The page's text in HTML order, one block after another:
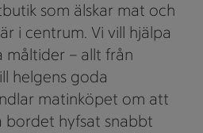
som älskar mat och
i centrum. Vi vill hjälpa
måltider – allt från
helgens goda
matinköpet om att
bordet hyfsat snabbt